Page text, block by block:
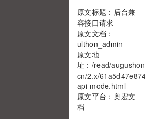
原文标题：后台兼
容接口请求
原文文档：
ulthon_admin
原文地
址： /read/
cn/2.x/
api-mode.html
原文平台： 奥宏文
档